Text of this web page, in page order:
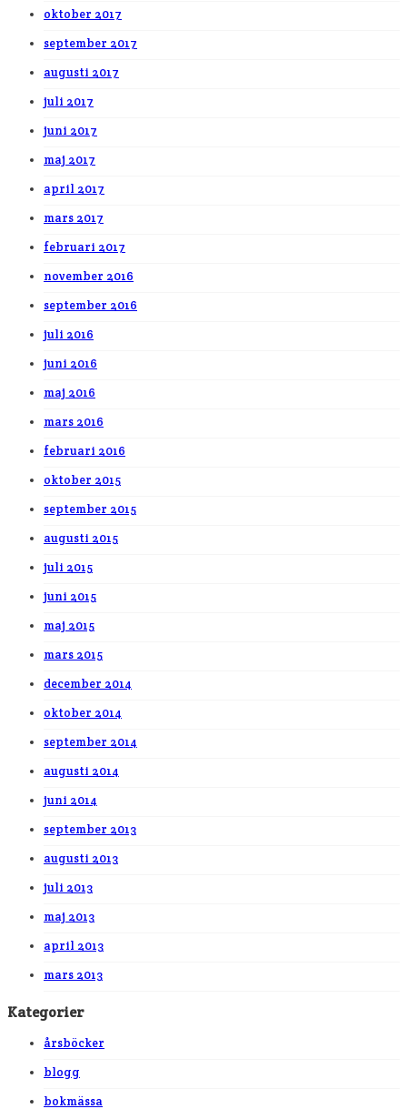
oktober 2017
september 2017
augusti 2017
juli 2017
juni 2017
maj 2017
april 2017
mars 2017
februari 2017
november 2016
september 2016
juli 2016
juni 2016
maj 2016
mars 2016
februari 2016
oktober 2015
september 2015
augusti 2015
juli 2015
juni 2015
maj 2015
mars 2015
december 2014
oktober 2014
september 2014
augusti 2014
juni 2014
september 2013
augusti 2013
juli 2013
maj 2013
april 2013
mars 2013
Kategorier
årsböcker
blogg
bokmässa